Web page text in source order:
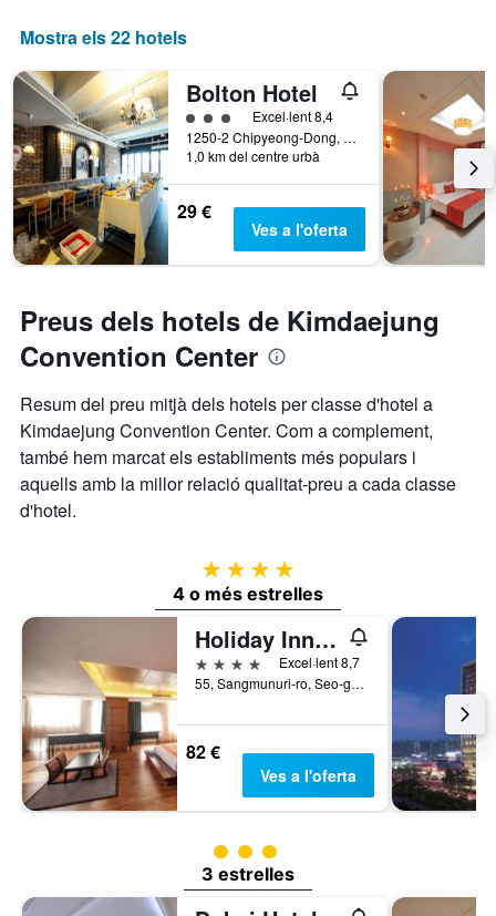
Mostra els 22 hotels
Bolton Hotel
Categoria 3Excel·lent 8,4
1250-2 Chipyeong-Dong, Gwangju, Corea del Sud
1,0 km del centre urbà
29 €
Ves a l'oferta
Preus dels hotels de Kimdaejung
Convention Center
Resum del preu mitjà dels hotels per classe d'hotel a
Kimdaejung Convention Center. Com a complement,
també hem marcat els establiments més populars i
aquells amb la millor relació qualitat-preu a cada classe
d'hotel.
4 estrelles
4 o més estrelles
Holiday Inn Gwangju, Korea By IHG
4 estrelles
Excel·lent 8,7
55, Sangmunuri-ro, Seo-gu, Gwangju, Corea del Sud
82 €
Ves a l'oferta
Categoria 3
3 estrelles